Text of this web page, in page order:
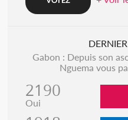
Gabon : Depuis son
Nguema vous
2190
Oui